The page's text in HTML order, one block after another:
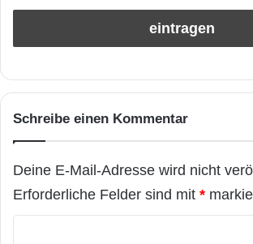
Schreibe einen Kommentar
Deine E-Mail-Adresse wird nicht
Erforderliche Felder sind mit *